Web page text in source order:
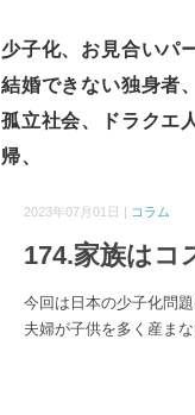
少子化、お見合いパ
結婚できない独身者
孤立社会、ドラクエ
帰、
2023年07月01日 | コラム
174.家族はコ
今回は日本の少子化問
夫婦が子供を多く産ま